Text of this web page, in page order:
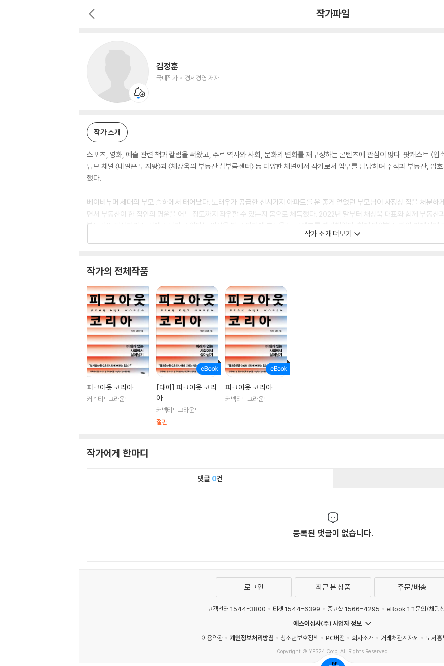
작가파일
김정훈
국내작가 경제경영 저자
작가 소개
스포츠, 영화, 예술 관련 책과 칼럼을 써왔고, 주로 역사와 사회, 문화의 변화를 재구성하는 콘텐츠에 관심이 많다. 팟캐스트 〈입축
튜브 채널 〈내일은 투자왕〉과 〈채상욱의 부동산 심부름센터〉 등 다양한 채널에서 작가로서 업무를 담당하며 주식과 부동산,
했다.
베이비부머 세대의 부모 슬하에서 태어났다. 노태우가 공급한 신시가지 아파트를 운 좋게 얻었던 부모님이 사정상 집을 처분하
면서 부동산이 한 집안의 명운을 어느 정도까지 좌우할 수 있는지 몸으로 체득했다. 2022년 말부터 채상욱 대표와 함께 부동산
부동산의 전성기가 동시에 끝나가고 있다는 인상을 받고 여기에 초점을 둔 콘텐츠를 제작해왔다. 현재 다양한 투자와 경제사에
작가 소개 더보기
작가의 전체작품
피크아웃 코리아
커넥티드그라운드
[대여] 피크아웃 코리
아
커넥티드그라운드
절판
피크아웃 코리아
커넥티드그라운드
작가에게 한마디
댓글 0건
등록된 댓글이 없습니다.
로그인 최근 본 상품 주문/배송
고객센터 1544-3800 티켓 1544-6399 중고샵 1566-4295
eBook 1:1문의/채팅
예스이십사(주) 사업자 정보
이용약관
개인정보처리방침 청소년보호정책 PC버전 회사소개 거래처관계자께 도서홍
Copyright © YES24 Corp. All Rights Reserved.